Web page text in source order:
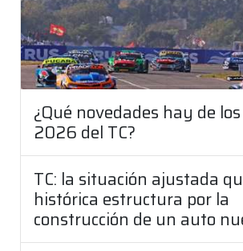
¿Qué novedades hay de
2026 del TC?
TC: la situación ajustada
histórica estructura por la
construcción de un auto